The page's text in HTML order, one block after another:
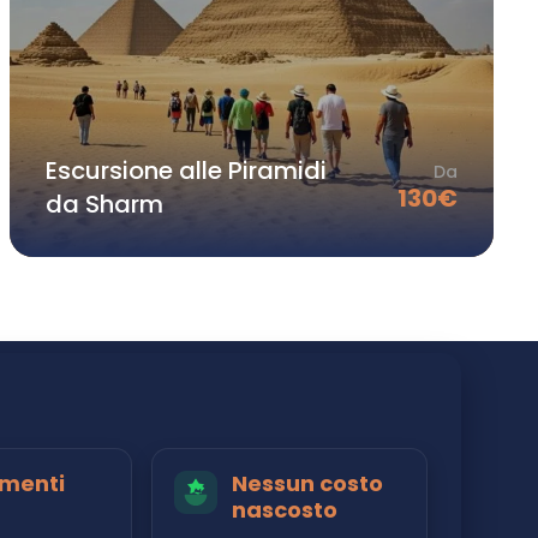
Escursione alle Piramidi
da Sharm
Da
130€
Nessun costo
nascosto